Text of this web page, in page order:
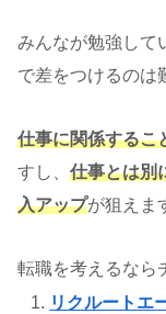
みんなが勉強して
で差をつけるのは
仕事に関係するこ
すし、 仕事とは別
入アップが狙えま
転職を考えるなら
リクルートエ